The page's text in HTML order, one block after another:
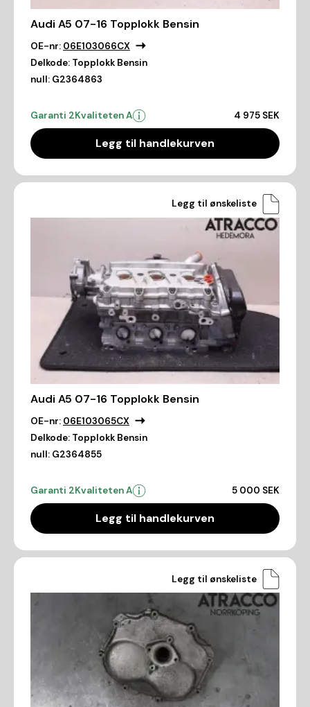
Audi A5 07-16 Topplokk Bensin
OE-nr: 06E103066CX
Delkode: Topplokk Bensin
null: G2364863
Garanti 2Kvaliteten A 4 975 SEK
Legg til handlekurven
Legg til ønskeliste
Audi A5 07-16 Topplokk Bensin
OE-nr: 06E103065CX
Delkode: Topplokk Bensin
null: G2364855
Garanti 2Kvaliteten A 5 000 SEK
Legg til handlekurven
Legg til ønskeliste